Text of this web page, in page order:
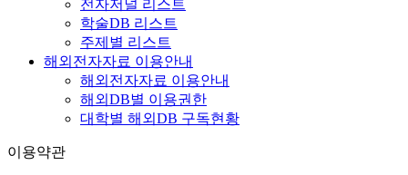
전자저널 리스트
학술DB 리스트
주제별 리스트
해외전자자료 이용안내
해외전자자료 이용안내
해외DB별 이용권한
대학별 해외DB 구독현황
이용약관